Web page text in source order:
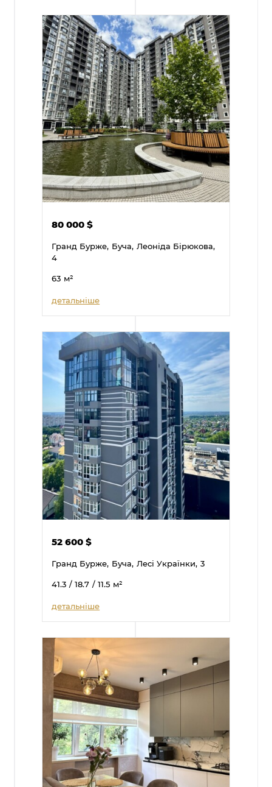
80 000$
Гранд Бурже, Буча, Леоніда Бірюкова,
4
63 м²
детальніше
52 600$
Гранд Бурже, Буча, Лесі Українки, 3
41.3 / 18.7 / 11.5 м²
детальніше